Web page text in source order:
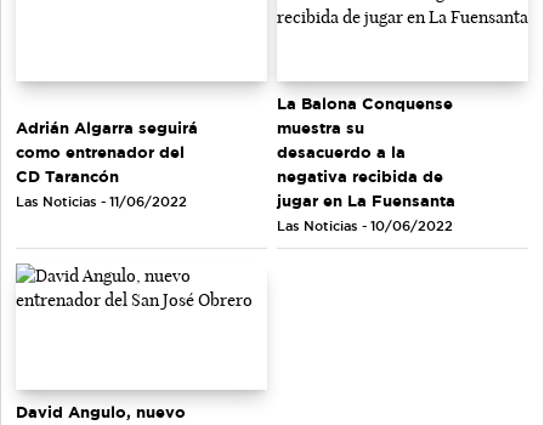
Adrián Algarra seguirá
como entrenador del
CD Tarancón
Las Noticias - 11/06/2022
La Balona Conquense
muestra su
desacuerdo a la
negativa recibida de
jugar en La Fuensanta
Las Noticias - 10/06/2022
David Angulo, nuevo